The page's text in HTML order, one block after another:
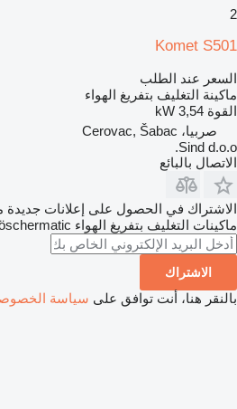
2
Komet S501
السعر عند الطلب
ماكينة التغليف بتفريغ الهواء
القوة 3,54 kW
صربيا، Cerovac, Šabac
Sind d.o.o.
الاتصال بالبائع
الاشتراك في الحصول على إعلانات
ماكينات التغليف بتفريغ الهواء
الاشتراك
بالنقر هنا، أنت توافق على سياسة